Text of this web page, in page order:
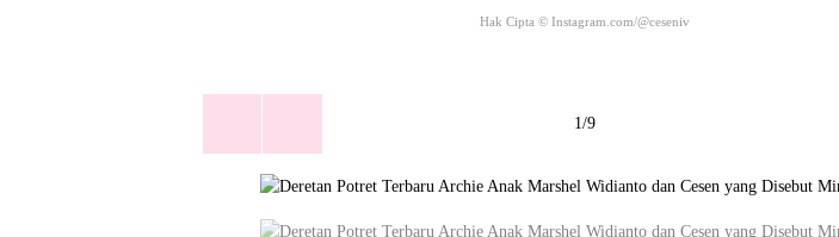
Hak Cipta © Instagram.com/@ceseniv
1/9